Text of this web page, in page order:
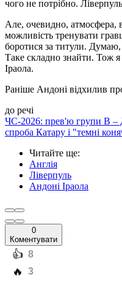
чого не потрібно.
Але, очевидно, атмосфера,
можливість тренувати
боротися за титули.
Таке складно знайти. Тож
Іраола.
Раніше Андоні відхилив
до речі
ЧС-2026: прев'ю групи B –
спроба Катару і "темні
Читайте ще:
Англія
Ліверпуль
Андоні Іраола
0
Коментувати
️👍 8
️🔥 3